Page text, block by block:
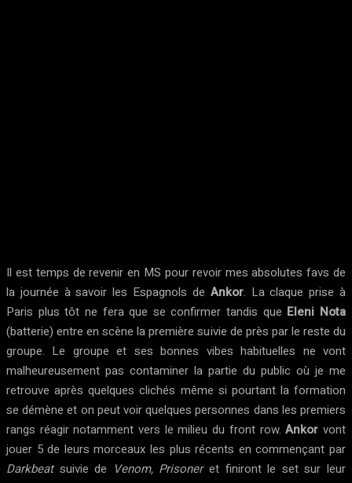
Il est temps de revenir en MS pour revoir mes absolutes favs de
la journée à savoir les Espagnols de Ankor. La claque prise à
Paris plus tôt ne fera que se confirmer tandis que Eleni Nota
(batterie) entre en scène la première suivie de près par le reste du
groupe. Le groupe et ses bonnes vibes habituelles ne vont
malheureusement pas contaminer la partie du public où je me
retrouve après quelques clichés même si pourtant la formation
se démène et on peut voir quelques personnes dans les premiers
rangs réagir notamment vers le milieu du front row.Ankor vont
jouer 5 de leurs morceaux les plus récents en commençant par
Darkbeatsuivie de Venom, Prisoneret finiront le set sur leur